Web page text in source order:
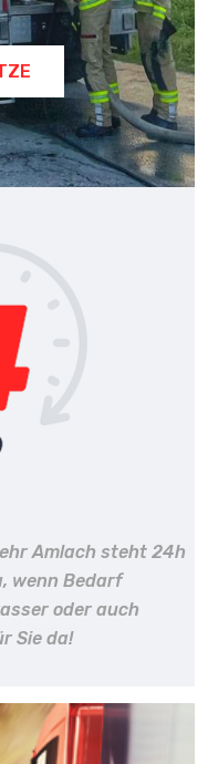
Amlach steht 24h
wenn Bedarf
oder auch
Sie da!